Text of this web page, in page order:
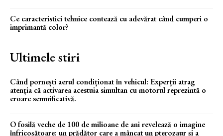
Ce caracteristici tehnice contează cu adevărat când cumperi o
imprimantă color?
Ultimele stiri
Când pornești aerul condiționat în vehicul: Experții atrag
atenția că activarea acestuia simultan cu motorul reprezintă o
eroare semnificativă.
O fosilă veche de 100 de milioane de ani revelează o imagine
înfricoșătoare: un prădător care a mâncat un pterozaur și a